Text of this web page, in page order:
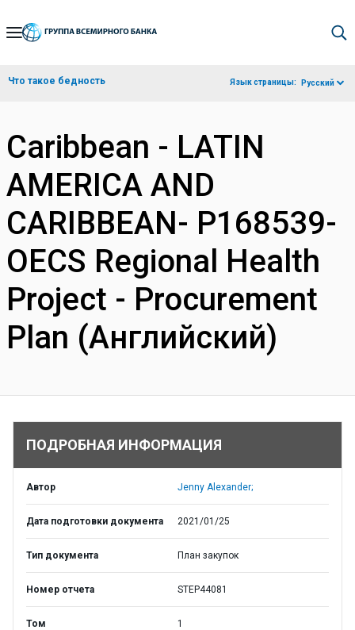
Skip
Navigation
Что такое бедность Язык страницы: Русский
Caribbean - LATIN
AMERICA AND
CARIBBEAN- P168539-
OECS Regional Health
Project - Procurement
Plan (Английский)
ПОДРОБНАЯ ИНФОРМАЦИЯ
Автор Jenny Alexander;
Дата подготовки документа 2021/01/25
Тип документа План закупок
Номер отчета STEP44081
Том 1